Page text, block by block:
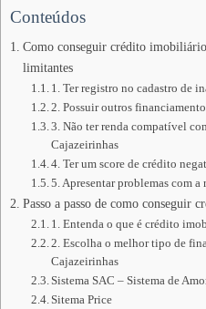
Conteúdos
Como conseguir crédito
limitantes
1. Ter registro no cadastro de
2. Possuir outros
3. Não ter renda compatível
Cajazeirinhas
4. Ter um score de crédito
5. Apresentar problemas com
Passo a passo de como conseguir
1. Entenda o que é crédito
2. Escolha o melhor tipo de
Cajazeirinhas
Sistema SAC – Sistema de
Sitema Price